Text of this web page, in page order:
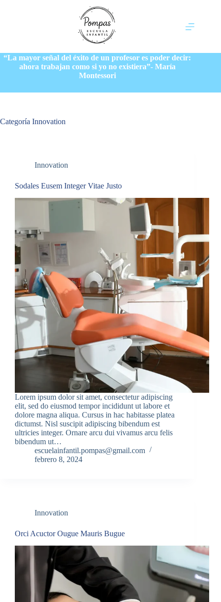
“La mayor señal del éxito de un profesor es poder decir:
ahora trabajan como si yo no existiera”- María
Montessori
Categoría Innovation
Innovation
Sodales Eusem Integer Vitae Justo
Lorem ipsum dolor sit amet, consectetur adipiscing
elit, sed do eiusmod tempor incididunt ut labore et
dolore magna aliqua. Cursus in hac habitasse platea
dictumst. Nisl suscipit adipiscing bibendum est
ultricies integer. Ornare arcu dui vivamus arcu felis
bibendum ut…
escuelainfantil.pompas@gmail.com
febrero 8, 2024
Innovation
Orci Acuctor Ougue Mauris Bugue